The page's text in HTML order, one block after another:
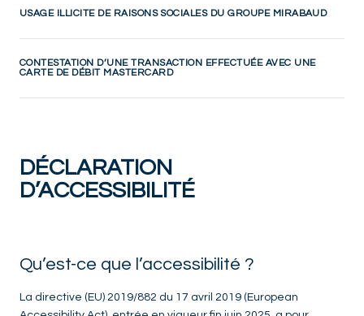
USAGE ILLICITE DE RAISONS SOCIALES DU GROUPE MIRABAUD
CONTESTATION D’UNE TRANSACTION EFFECTUÉE AVEC UNE
CARTE DE DÉBIT MASTERCARD
DÉCLARATION
D’ACCESSIBILITÉ
Qu’est-ce que l’accessibilité ?
La directive (EU) 2019/882 du 17 avril 2019 (European